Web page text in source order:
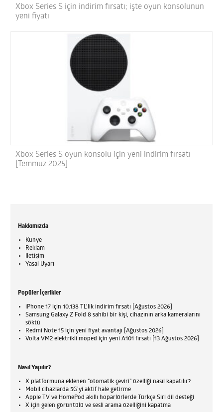
Xbox Series S için indirim fırsatı; işte oyun konsolunun
yeni fiyatı
Xbox Series S oyun konsolu için yeni indirim fırsatı
[Temmuz 2025]
Hakkımızda
Künye
Reklam
İletişim
Yasal Uyarı
Popüler İçerikler
iPhone 17 için 10.138 TL'lik indirim fırsatı [Ağustos 2026]
Samsung Galaxy Z Fold 8 sahibi bir kişi, cihazının arka kameralarını
söktü
Redmi Note 15 için yeni fiyat avantajı [Ağustos 2026]
Volta VM2 elektrikli moped için yeni A101 fırsatı [13 Ağustos 2026]
Nasıl Yapılır?
X platformuna eklenen “otomatik çeviri” özelliği nasıl kapatılır?
Mobil cihazlarda 5G’yi aktif hale getirme
Apple TV ve HomePod akıllı hoparlörlerde Türkçe Siri dil desteği
X için gelen görüntülü ve sesli arama özelliğini kapatma